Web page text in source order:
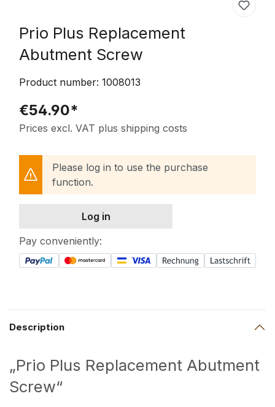
Prio Plus Replacement
Abutment Screw
Product number: 1008013
€54.90*
Prices excl. VAT plus shipping costs
Please log in to use the purchase
function.
Log in
Pay conveniently:
Description
„Prio Plus Replacement Abutment
Screw“